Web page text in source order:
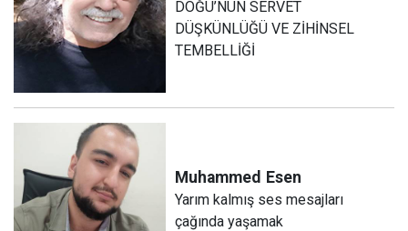
DOĞU’NUN SERVET
DÜŞKÜNLÜĞÜ VE ZİHİNSEL
TEMBELLİĞİ
Muhammed Esen
Yarım kalmış ses mesajları
çağında yaşamak